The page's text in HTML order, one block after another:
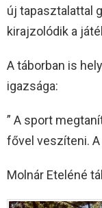
új tapasztalattal
kirajzolódik a
A táborban is
igazsága:
” A sport
fővel veszíteni.
Molnár Eteléné